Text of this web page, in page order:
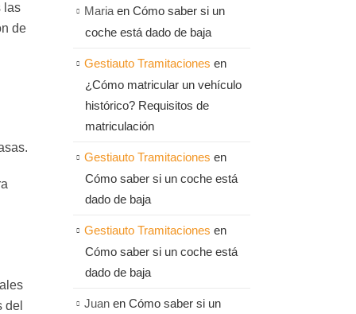
las
de
del
Maria en Cómo saber si un
coche está dado de baja
Gestiauto Tramitaciones en
¿Cómo matricular un vehículo
histórico? Requisitos de
matriculación
Gestiauto Tramitaciones en
Cómo saber si un coche está
dado de baja
Gestiauto Tramitaciones en
Cómo saber si un coche está
dado de baja
Juan en Cómo saber si un